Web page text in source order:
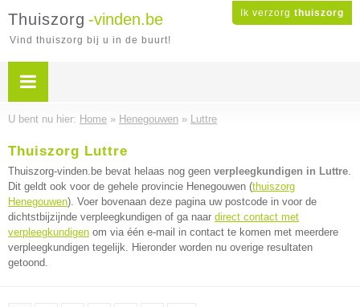
Ik verzorg thuiszorg
Thuiszorg -vinden.be
Vind thuiszorg bij u in de buurt!
U bent nu hier: Home » Henegouwen » Luttre
Thuiszorg Luttre
Thuiszorg-vinden.be bevat helaas nog geen verpleegkundigen in Luttre.
Dit geldt ook voor de gehele provincie Henegouwen (thuiszorg
Henegouwen). Voer bovenaan deze pagina uw postcode in voor de
dichtstbijzijnde verpleegkundigen of ga naar direct contact met
verpleegkundigen om via één e-mail in contact te komen met meerdere
verpleegkundigen tegelijk. Hieronder worden nu overige resultaten
getoond.